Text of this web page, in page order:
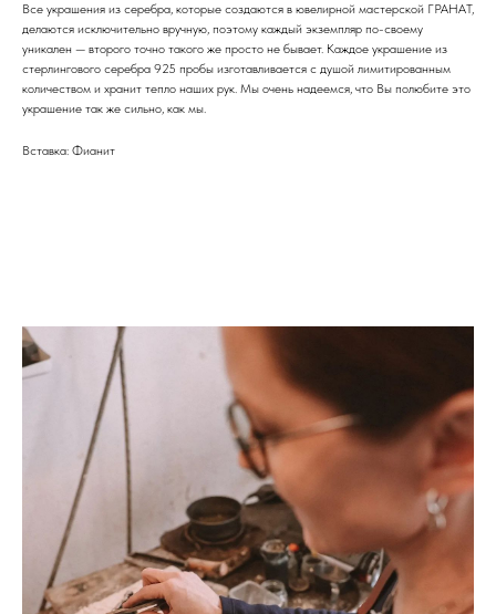
Все украшения из серебра, которые создаются в ювелирной мастерской ГРАНАТ,
делаются исключительно вручную, поэтому каждый экземпляр по-своему
уникален — второго точно такого же просто не бывает. Каждое украшение из
стерлингового серебра 925 пробы изготавливается с душой лимитированным
количеством и хранит тепло наших рук. Мы очень надеемся, что Вы полюбите это
украшение так же сильно, как мы.
Вставка: Фианит